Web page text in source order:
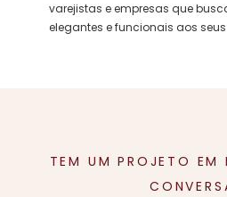
varejistas e empresas que
elegantes e funcionais aos
TEM UM PROJETO EM